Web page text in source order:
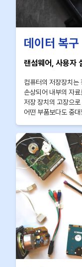
데이터 복구
랜섬웨어, 사용자
컴퓨터의 저장장치는
손상되어 내부의 자
저장 장치의 고장으
어떤 부품보다도 중